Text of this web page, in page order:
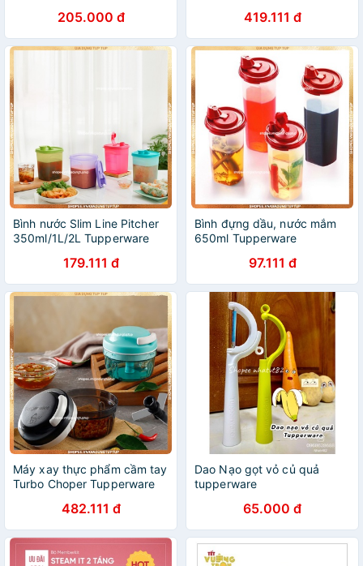
205.000 đ 419.111 đ
Bình nước Slim Line Pitcher
350ml/1L/2L Tupperware
179.111 đ
Bình đựng dầu, nước mắm
650ml Tupperware
97.111 đ
Máy xay thực phẩm cầm tay
Turbo Choper Tupperware
482.111 đ
Dao Nạo gọt vỏ củ quả
tupperware
65.000 đ